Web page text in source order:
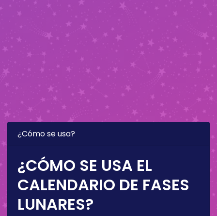
¿Cómo se usa?
¿CÓMO SE USA EL
CALENDARIO DE FASES
LUNARES?